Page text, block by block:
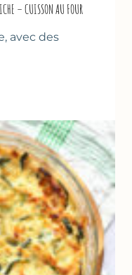
– CUISSON AU FOUR
avec des